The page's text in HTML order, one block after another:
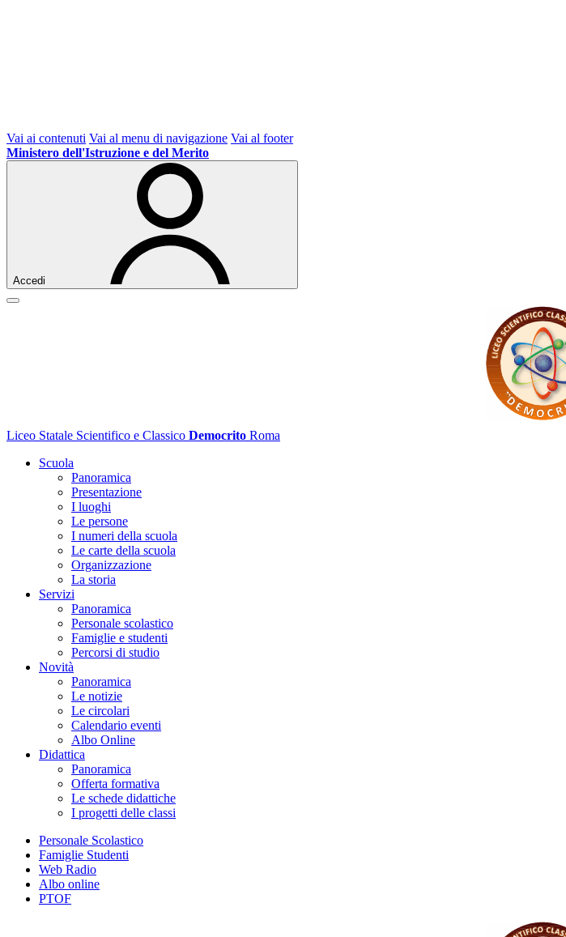
Vai ai contenuti Vai al menu di navigazione Vai al footer
Ministero dell'Istruzione e del Merito
Accedi
Liceo Statale Scientifico e Classico Democrito Roma
Scuola
Panoramica
Presentazione
I luoghi
Le persone
I numeri della scuola
Le carte della scuola
Organizzazione
La storia
Servizi
Panoramica
Personale scolastico
Famiglie e studenti
Percorsi di studio
Novità
Panoramica
Le notizie
Le circolari
Calendario eventi
Albo Online
Didattica
Panoramica
Offerta formativa
Le schede didattiche
I progetti delle classi
Personale Scolastico
Famiglie Studenti
Web Radio
Albo online
PTOF